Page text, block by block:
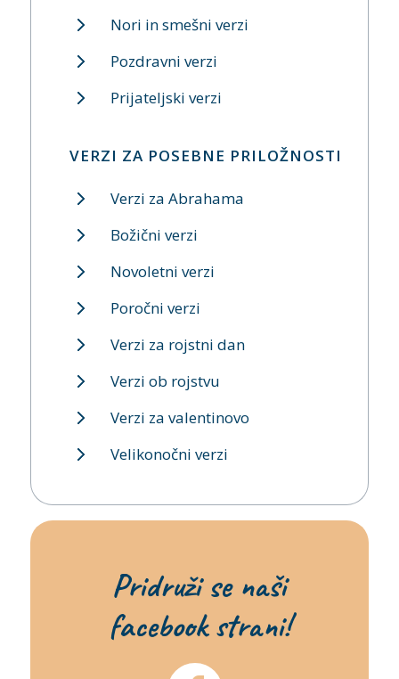
Nori in smešni verzi
Pozdravni verzi
Prijateljski verzi
VERZI ZA POSEBNE PRILOŽNOSTI
Verzi za Abrahama
Božični verzi
Novoletni verzi
Poročni verzi
Verzi za rojstni dan
Verzi ob rojstvu
Verzi za valentinovo
Velikonočni verzi
Pridruži se naši
facebook strani!